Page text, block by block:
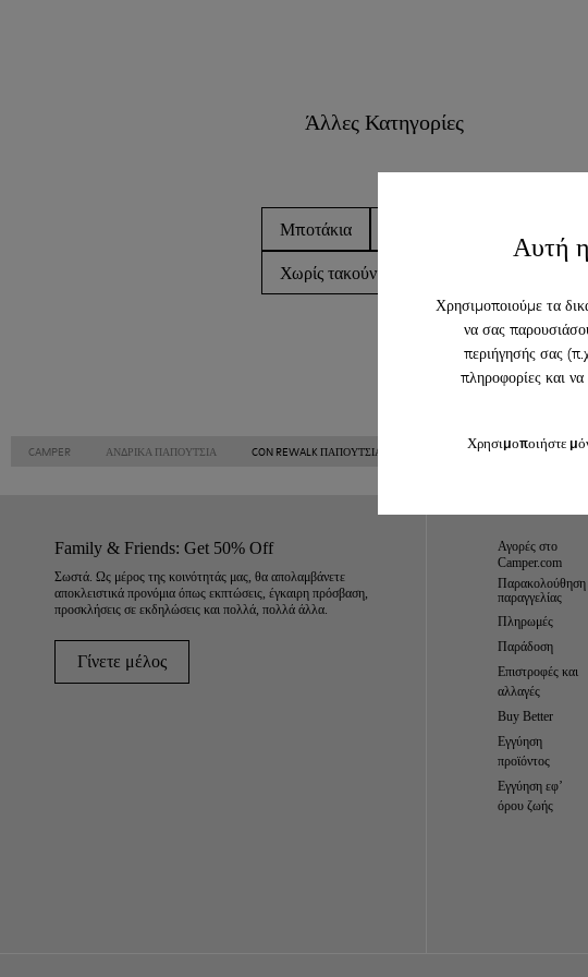
Αυτή
Χρησιμοποιούμε τα
να σας
περιήγησής σας
πληροφορίες και
Χρησιμοποιήστε
Άλλες Κατηγορίες
Μποτάκια
Χωρίς τακούνι
CAMPER ΑΝΔΡΙΚΑ ΠΑΠΟΎΤΣΙΑ CON REWALK ΠΑΠΟΎΤΣΙΑ ΓΙΑ ΑΝΔΡΙΚΑ
Family & Friends: Get 50% Off
Σωστά. Ως μέρος της κοινότητάς μας, θα απολαμβάνετε
αποκλειστικά προνόμια όπως εκπτώσεις, έγκαιρη πρόσβαση,
προσκλήσεις σε εκδηλώσεις και πολλά, πολλά άλλα.
Γίνετε μέλος
Αγορές στο
Camper.com
Παρακολούθηση
παραγγελίας
Πληρωμές
Παράδοση
Επιστροφές και
αλλαγές
Buy Better
Εγγύηση
προϊόντος
Εγγύηση εφ’
όρου ζωής